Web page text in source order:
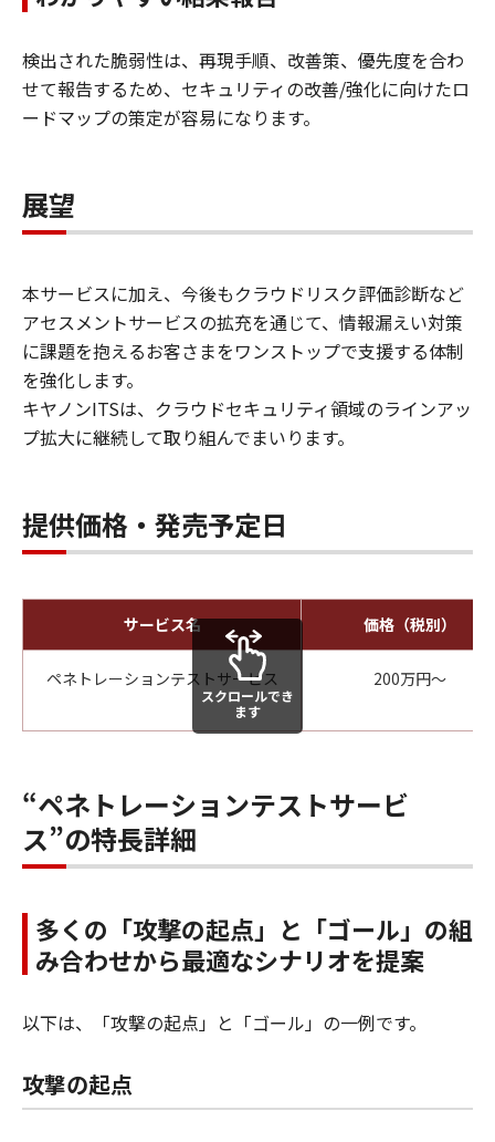
検出された脆弱性は、再現手順、改善策、優先度を合わ
せて報告するため、セキュリティの改善/強化に向けたロ
ードマップの策定が容易になります。
展望
本サービスに加え、今後もクラウドリスク評価診断など
アセスメントサービスの拡充を通じて、情報漏えい対策
に課題を抱えるお客さまをワンストップで支援する体制
を強化します。
キヤノンITSは、クラウドセキュリティ領域のラインアッ
プ拡大に継続して取り組んでまいります。
提供価格・発売予定日
サービス名 価格（税別）
ペネトレーションテストサービス 200万円～
スクロールでき
ます
“ペネトレーションテストサービ
ス”の特長詳細
多くの「攻撃の起点」と「ゴール」の組
み合わせから最適なシナリオを提案
以下は、「攻撃の起点」と「ゴール」の一例です。
攻撃の起点